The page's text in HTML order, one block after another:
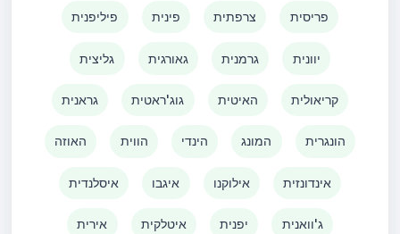
פיליפנית פינית צרפתית פריסית
גליצית גאורגית גרמנית יוונית
גראנית גוג'ראטית האיטית קריאולית
האוזה הווית הינדי המונג הונגרית
איסלנדית איגבו אילוקנו אינדונזית
אירית איטלקית יפנית ג'וואנית